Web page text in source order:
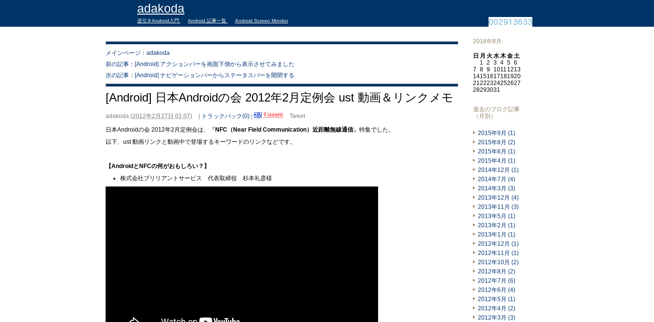
adakoda
逆引きAndroid入門 Android 記事一覧 Android Screen Monitor
メインページ：adakoda
前の記事：[Android] アクションバーを画面下側から表示させてみました
次の記事：[Android] ナビゲーションバーからステータスバーを開閉する
[Android] 日本Androidの会 2012年2月定例会 ust 動画＆リンクメモ
adakoda (2012年2月27日 01:07) トラックバック(0)
Tweet
日本Androidの会 2012年2月定例会は、『NFC（Near Field Communication）近距離無線通信』特集でした。
以下、ust 動画リンクと動画中で登場するキーワードのリンクなどです。
【AndroidとNFCの何がおもしろい？】
株式会社ブリリアントサービス 代表取締役 杉本礼彦様
2016年8月
日 月 火 水木金土
1 2 3 4 5 6
7 8 9 1011 1213
14151617181920
21222324252627
28293031
過去のブログ記事
（月別）
2015年9月 (1)
2015年8月 (2)
2015年6月 (1)
2015年4月 (1)
2014年12月 (1)
2014年7月 (4)
2014年3月 (3)
2013年12月 (4)
2013年11月 (3)
2013年5月 (1)
2013年2月 (1)
2013年1月 (1)
2012年12月 (1)
2012年11月 (1)
2012年10月 (2)
2012年8月 (2)
2012年7月 (6)
2012年6月 (4)
2012年5月 (1)
2012年4月 (2)
2012年3月 (3)